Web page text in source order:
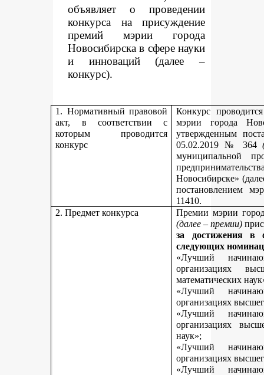
объявляет о проведении
конкурса на присуждение
премий мэрии города
Новосибирска в сфере науки
и инноваций (далее –
конкурс).
1. Нормативный правовой
акт, в соответствии с
которым проводится
конкурс
Конкурс
мэрии города
утвержденным
05.02.2019 № 364
муниципальной
Новосибирске»
постановлением
11410.
2. Предмет конкурса
Премии мэрии
(далее – премии)
за достижения в
следующих
«Лучший
организациях
математических
«Лучший
организациях
«Лучший
организациях
наук»;
«Лучший
организациях
«Лучший